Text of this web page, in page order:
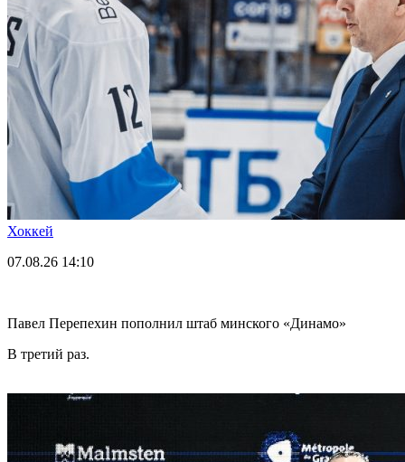
Хоккей
07.08.26 14:10
Павел Перепехин пополнил штаб минского «Динамо»
В третий раз.